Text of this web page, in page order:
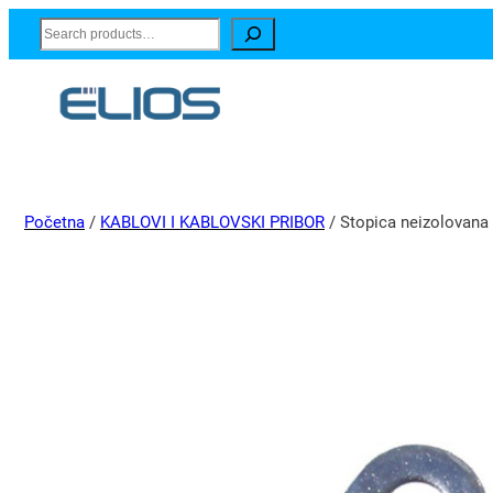
Search
Početna / KABLOVI I KABLOVSKI PRIBOR / Stopica neizolovana